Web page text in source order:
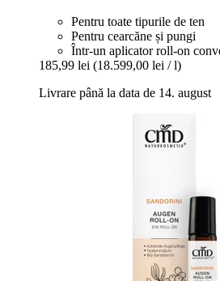
Pentru toate tipurile de ten
Pentru cearcăne și pungi
Într-un aplicator roll-on
185,99 lei (18.599,00 lei / l)
Livrare până la data de 14. august